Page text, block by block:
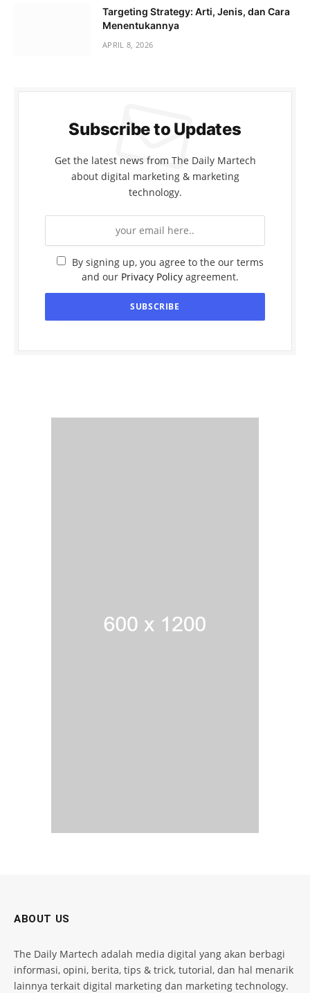
Targeting Strategy: Arti, Jenis, dan Cara
Menentukannya
APRIL 8, 2026
Subscribe to Updates
Get the latest news from The Daily Martech
about digital marketing & marketing
technology.
By signing up, you agree to the our terms
and our Privacy Policyagreement.
ABOUT US
The Daily Martech adalah media digital yang akan berbagi
informasi, opini, berita, tips & trick, tutorial, dan hal menarik
lainnya terkait digital marketing dan marketing technology.